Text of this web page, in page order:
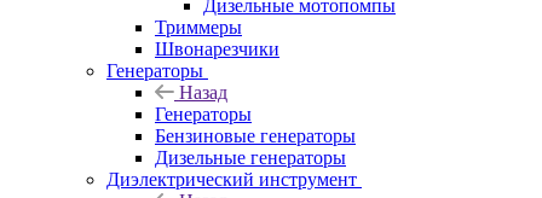
Дизельные мотопомпы
Триммеры
Швонарезчики
Генераторы
Назад
Генераторы
Бензиновые генераторы
Дизельные генераторы
Диэлектрический инструмент